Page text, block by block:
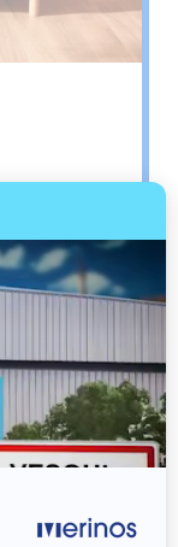
les
sur ses
matin.